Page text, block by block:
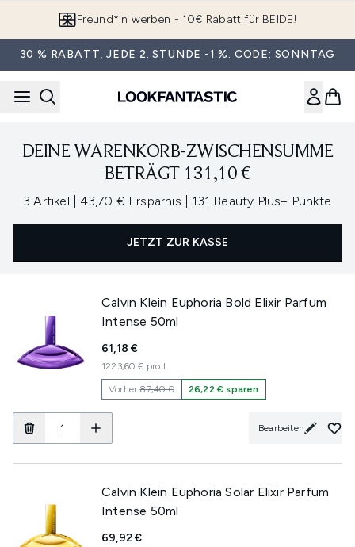
Freund*in werben - 10€ Rabatt für BEIDE!
30 % RABATT, JEDE 2. STUNDE -1 %. CODE: SONNTAG
DEINE WARENKORB-ZWISCHENSUMME
BETRÄGT 131,10 €
3 Artikel , 43,70 € Ersparnis , 131 Beauty Plus+ Punkte
JETZT ZUR KASSE
Calvin Klein Euphoria Bold Elixir Parfum
Intense 50ml
61,18 €
1223,60 € pro L
Vorher87,40 € 26,22 € sparen
Bearbeiten
Calvin Klein Euphoria Solar Elixir Parfum
Intense 50ml
69,92 €